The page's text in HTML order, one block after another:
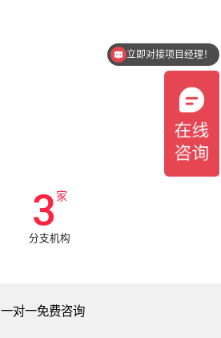
3 家
分支机构
一对一免费咨询
立即对接项目经理！